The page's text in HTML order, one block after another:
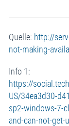
Quelle: http://
not-making-
Info 1:
https://
US/34ea3d30-
sp2-windows-7-
and-can-not-get-